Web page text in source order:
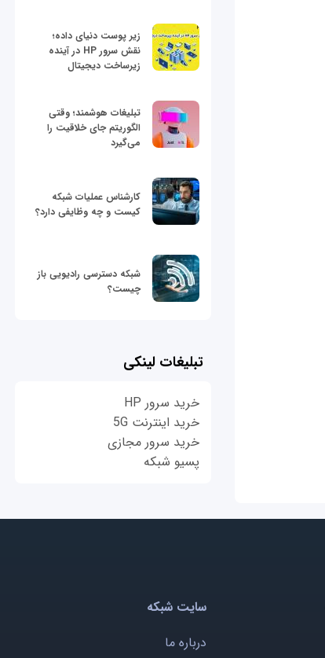
زیر پوست دنیای داده؛
نقش سرور HP در آینده
زیرساخت دیجیتال
تبلیغات هوشمند؛ وقتی
الگوریتم جای خلاقیت را
می‌گیرد
کارشناس عملیات شبکه
کیست و چه وظایفی دارد؟
شبکه دسترسی رادیویی باز
چیست؟
تبلیغات لینکی
خرید سرور HP
خرید اینترنت 5G
خرید سرور مجازی
پسیو شبکه
سایت شبکه
درباره ما